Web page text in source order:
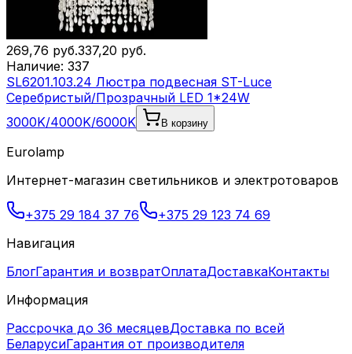
269,76 руб.337,20 руб.
Наличие: 337
SL6201.103.24 Люстра подвесная ST-Luce
Серебристый/Прозрачный LED 1*24W
3000K/4000K/6000K
В корзину
Eurolamp
Интернет-магазин светильников и электротоваров
+375 29 184 37 76
+375 29 123 74 69
Навигация
БлогГарантия и возвратОплатаДоставкаКонтакты
Информация
Рассрочка до 36 месяцевДоставка по всей
БеларусиГарантия от производителя